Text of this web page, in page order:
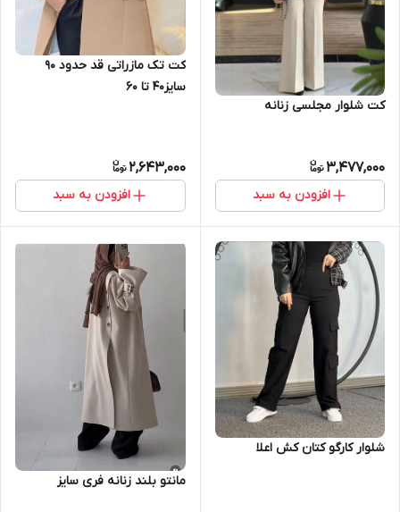
کت شلوار مجلسی زنانه
3,477,000
افزودن به سبد
کت تک مازراتی قد حدود 90
سایز۴۰ تا ۶۰
2,643,000
افزودن به سبد
شلوار کارگو کتان کش اعلا
مانتو بلند زنانه فری سایز